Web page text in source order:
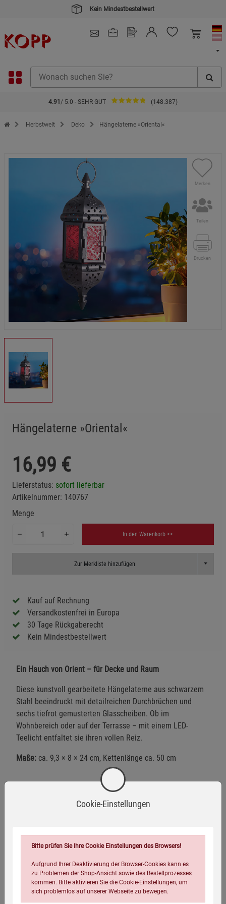
Kein Mindestbestellwert
4.91 / 5.0 - SEHR GUT (148.387)
Zur Startseite des Kopp Verlag Online-Shop
Herbstwelt Deko Hängelaterne »Oriental«
Merken
Teilen
Drucken
Hängelaterne »Oriental«
16,99 €
Lieferstatus: sofort lieferbar
Artikelnummer: 140767
Menge
In den Warenkorb >>
Zur Merkliste hinzufügen Toggle
Kauf auf Rechnung
Versandkostenfrei in Europa
30 Tage Rückgaberecht
Kein Mindestbestellwert
Ein Hauch von Orient – für Decke und Raum
Diese kunstvoll gearbeitete Hängelaterne aus schwarzem
Stahl beeindruckt mit detailreichen Durchbrüchen und
sechs tiefrot gemusterten Glasscheiben. Ob im
Wohnbereich oder auf der Terrasse – mit einem LED-
Teelicht entfaltet sie ihren vollen Reiz.
Maße: ca. 9,3 × 8 × 24 cm, Kettenlänge ca. 50 cm
Warnhinweise / Sicherheitsinformationen
Achtung: Glasbruchgefahr. Zerbrochene
Glasscheiben können zu Schnittverletzungen führen.
Achtung: Erhitzte Metallteile können bei der
Mehr anzeigen
Herstellerinformationen
Cookie-Einstellungen
Bitte prüfen Sie Ihre Cookie Einstellungen des Browsers!
Aufgrund Ihrer Deaktivierung der Browser-Cookies kann es
zu Problemen der Shop-Ansicht sowie des Bestellprozesses
kommen. Bitte aktivieren Sie die Cookie-Einstellungen, um
sich problemlos auf unserer Webseite zu bewegen.